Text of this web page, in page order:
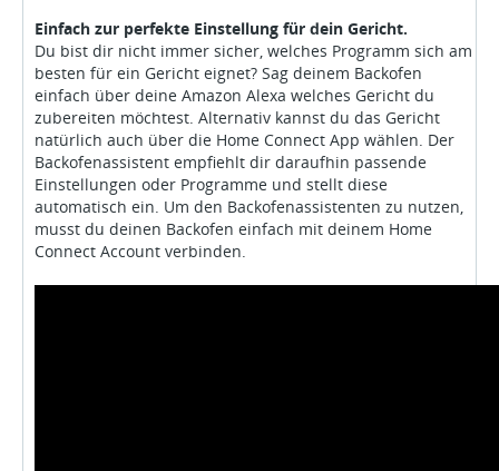
Einfach zur perfekte Einstellung für dein Gericht.
Du bist dir nicht immer sicher, welches Programm sich am
besten für ein Gericht eignet? Sag deinem Backofen
einfach über deine Amazon Alexa welches Gericht du
zubereiten möchtest. Alternativ kannst du das Gericht
natürlich auch über die Home Connect App wählen. Der
Backofenassistent empfiehlt dir daraufhin passende
Einstellungen oder Programme und stellt diese
automatisch ein. Um den Backofenassistenten zu nutzen,
musst du deinen Backofen einfach mit deinem Home
Connect Account verbinden.